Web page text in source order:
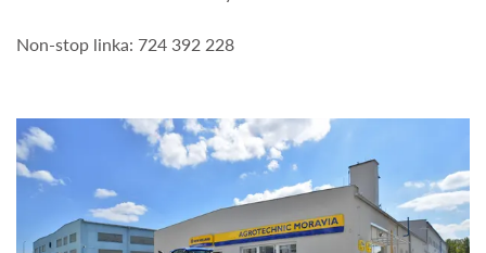
Non-stop linka: 724 392 228